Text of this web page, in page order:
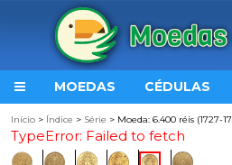
MOEDAS CÉDULAS
Início > Índice > Série > Moeda: 6.400 réis (1727-
TypeError: Failed to fetch